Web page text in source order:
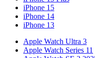
iPhone 15
iPhone 14
iPhone 13
Apple Watch Ultra 3
Apple Watch Series 11